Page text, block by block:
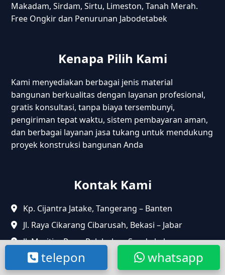
Makadam, Sirdam, Sirtu, Limeston, Tanah Merah.
Free Ongkir dan Penurunan Jabodetabek
Kenapa Pilih Kami
Kami menyediakan berbagai jenis material
bangunan berkualitas dengan layanan profesional,
gratis konsultasi, tanpa biaya tersembunyi,
pengiriman tepat waktu, sistem pembayaran aman,
dan berbagai layanan jasa tukang untuk mendukung
proyek konstruksi bangunan Anda
Kontak Kami
Kp. Cijantra Jatake, Tangerang – Banten
Jl. Raya Cikarang Cibarusah, Bekasi – Jabar
Jl. Maritim Raya, Pelabuhan Sunda kelapa,
Penjaringan – Jakarta Utara.
+62 857-7678-6091
whatsapp
telepon